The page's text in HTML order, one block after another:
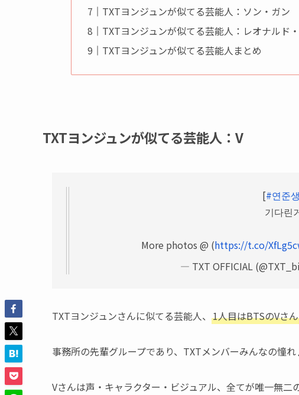
TXTヨンジュンが似てる芸能人：ソン・ガン
TXTヨンジュンが似てる芸能人：レオナルド
TXTヨンジュンが似てる芸能人まとめ
TXTヨンジュンが似てる芸能人：V
[#연준
기다린
More photos @ (https://t.co/
— TXT OFFICIAL
TXTヨンジュンさんに似てる芸能人、 1人目はBTSのVさん
事務所の先輩グループであり、TXTメンバーみんなの憧
Vさんは声・キャラクター・ビジュアル、全てが唯一無二